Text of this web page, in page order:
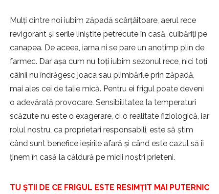
Mulți dintre noi iubim zăpadă scârțâitoare, aerul rece
revigorant și serile liniștite petrecute în casă, cuibăriți pe
canapea. De aceea, iarna ni se pare un anotimp plin de
farmec. Dar așa cum nu toți iubim sezonul rece, nici toți
câinii nu îndrăgesc joaca sau plimbările prin zăpadă,
mai ales cei de talie mică. Pentru ei frigul poate deveni
o adevărată provocare. Sensibilitatea la temperaturi
scăzute nu este o exagerare, ci o realitate fiziologică, iar
rolul nostru, ca proprietari responsabili, este să știm
când sunt benefice ieșirile afară și când este cazul să îi
ținem în casă la căldură pe micii noștri prieteni.
TU ȘTII DE CE FRIGUL ESTE RESIMȚIT MAI PUTERNIC